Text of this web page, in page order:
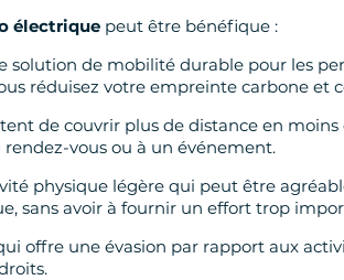
électrique peut être bénéfique :
solution de mobilité durable pour les
réduisez votre empreinte carbone et
de couvrir plus de distance en
vous ou à un événement.
physique légère qui peut être
sans avoir à fournir un effort trop
offre une évasion par rapport aux